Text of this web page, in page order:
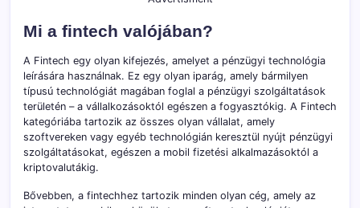
Mi a fintech valójában?
A Fintech egy olyan kifejezés, amelyet a pénzügyi technológia
leírására használnak. Ez egy olyan iparág, amely bármilyen
típusú technológiát magában foglal a pénzügyi szolgáltatások
területén – a vállalkozásoktól egészen a fogyasztókig. A Fintech
kategóriába tartozik az összes olyan vállalat, amely
szoftvereken vagy egyéb technológián keresztül nyújt pénzügyi
szolgáltatásokat, egészen a mobil fizetési alkalmazásoktól a
kriptovalutákig.
Bővebben, a fintechhez tartozik minden olyan cég, amely az